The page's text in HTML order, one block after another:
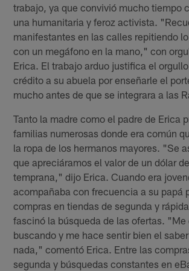
trabajo, ya que convivió mucho tiempo
una humanitaria y feroz activista.
manifestantes en las calles repitiendo
con un megáfono en la mano," con
Erica. El trabajo arduo justifica el
crédito a su abuela por enseñarle el
mucho antes de que se integrara a las
Tanto la madre como el padre de Erica
familias numerosas donde era común
la ropa de los hermanos mayores. "Se
que apreciáramos el valor de un dólar
temprana," dijo Erica. Cuando era
acompañaba con frecuencia a su papá
compras en tiendas de segunda y
fascinó la búsqueda de las ofertas.
buscando y me hace sentir bien el
nada," comentó Erica. Entre las
segunda y búsquedas constantes en